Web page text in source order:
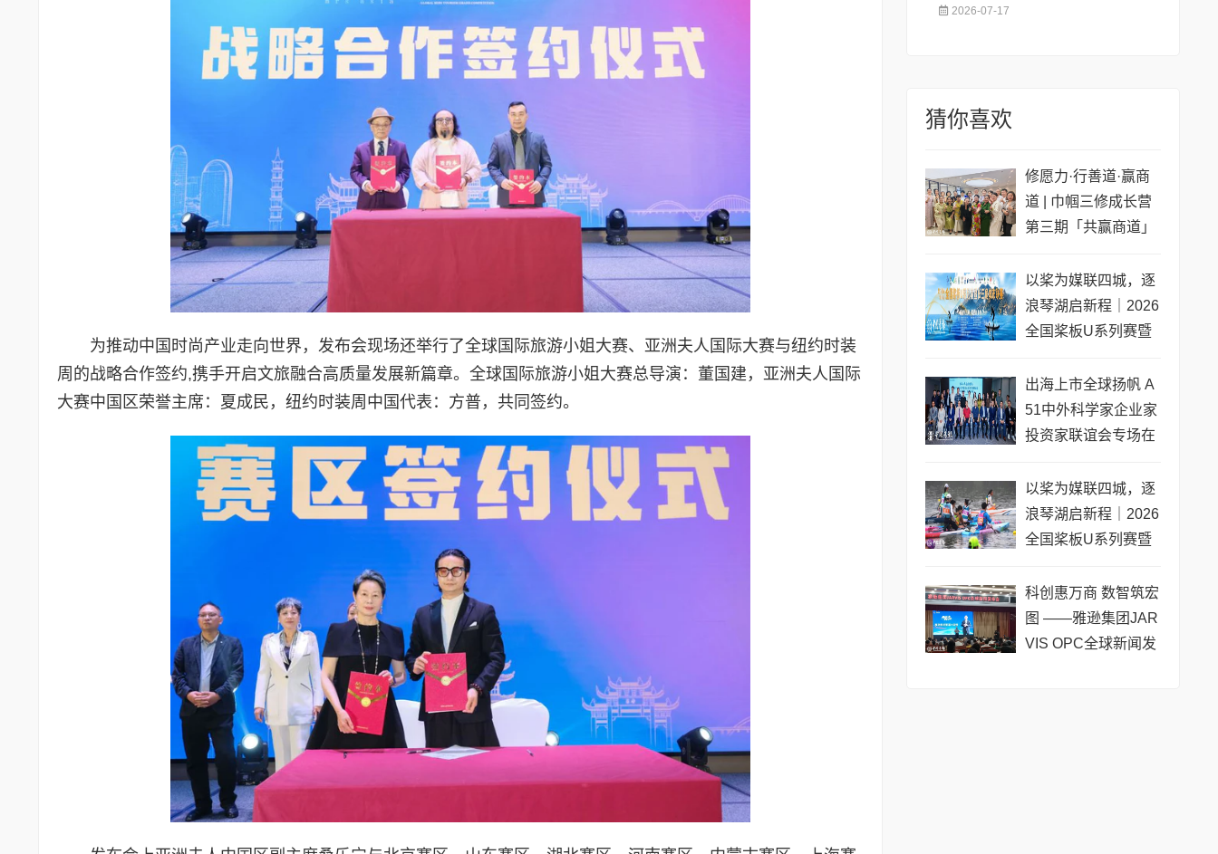
为推动中国时尚产业走向世界，发布会现场还举行了全球国际旅游小姐大赛、亚洲夫人国际大赛与纽约时装
周的战略合作签约,携手开启文旅融合高质量发展新篇章。全球国际旅游小姐大赛总导演：董国建，亚洲夫人国际
大赛中国区荣誉主席：夏成民，纽约时装周中国代表：方普，共同签约。
2026-07-17
猜你喜欢
修愿力·行善道·赢商
道 | 巾帼三修成长营
第三期「共赢商道」
以桨为媒联四城，逐
浪琴湖启新程｜2026
全国桨板U系列赛暨
公开赛（常熟站）即
将开赛
出海上市全球扬帆 A
51中外科学家企业家
投资家联谊会专场在
业境外上市多元服务
以桨为媒联四城，逐
浪琴湖启新程｜2026
全国桨板U系列赛暨
公开赛（常熟站）即
将热力
科创惠万商 数智筑宏
图 ——雅逊集团JAR
VIS OPC全球新闻发